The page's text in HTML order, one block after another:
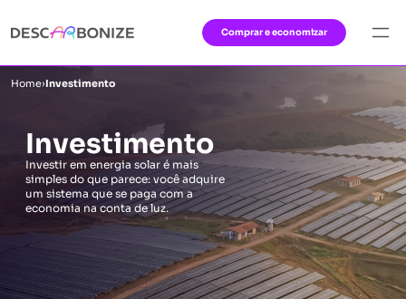
Comprar e economizar
Home›Investimento
Investimento
Investir em energia solar é mais
simples do que parece: você adquire
um sistema que se paga com a
economia na conta de luz.